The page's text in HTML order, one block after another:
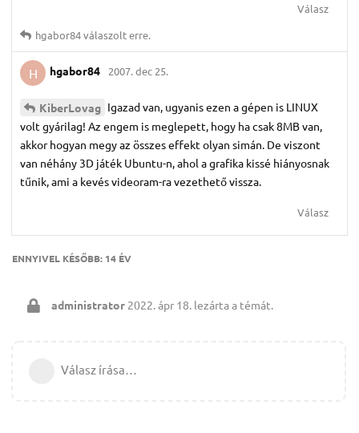
Válasz
hgabor84válaszolt erre.
H hgabor84 2007. dec 25.
KiberLovag Igazad van, ugyanis ezen a gépen is LINUX
volt gyárilag! Az engem is meglepett, hogy ha csak 8MB van,
akkor hogyan megy az összes effekt olyan simán. De viszont
van néhány 3D játék Ubuntu-n, ahol a grafika kissé hiányosnak
tűnik, ami a kevés videoram-ra vezethető vissza.
Válasz
ENNYIVEL KÉSŐBB: 14 ÉV
administrator 2022. ápr 18. lezárta a témát.
Válasz írása…